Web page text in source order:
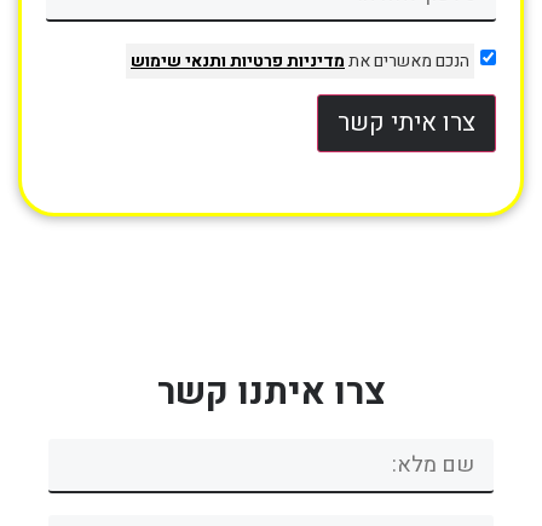
הנכם מאשרים אתמדיניות פרטיותותנאי שימוש
צרו איתי קשר
צרו איתנו קשר